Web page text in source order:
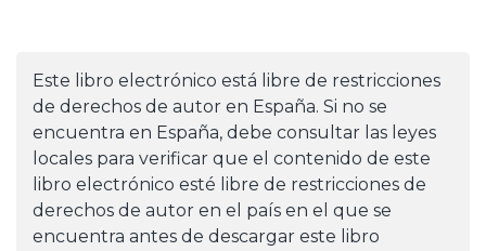
Este libro electrónico está libre de restricciones
de derechos de autor en España. Si no se
encuentra en España, debe consultar las leyes
locales para verificar que el contenido de este
libro electrónico esté libre de restricciones de
derechos de autor en el país en el que se
encuentra antes de descargar este libro